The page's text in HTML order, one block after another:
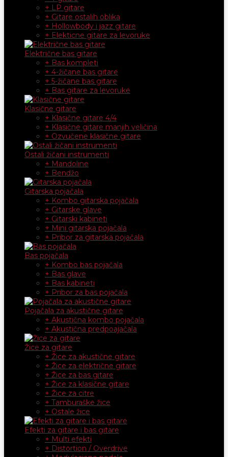
+ LP gitare
+ Gitare ostalih oblika
+ Hollowbody i jazz gitare
+ Elekticne gitare za levoruke
Električne bas gitare
+ Bas kompleti
+ 4-žičane bas gitare
+ 5-žičane bas gitare
+ Bas gitare za levoruke
Klasične gitare
+ Klasične gitare 4/4
+ Klasične gitare manjih veličina
+ Ozvučene klasične gitare
Ostali žičani instrumenti
+ Mandoline
+ Bendžo
Gitarska pojačala
+ Kombo gitarska pojačala
+ Gitarske glave
+ Gitarski kabineti
+ Mini gitarska pojačala
+ Pribor za gitarska pojačala
Bas pojačala
+ Kombo bas pojačala
+ Bas glave
+ Bas kabineti
+ Pribor za bas pojačala
Pojačala za akustične gitare
+ Akustična kombo pojačala
+ Akustična predpoajačala
Žice za gitare
+ Žice za akustične gitare
+ Žice za električne gitare
+ Žice za bas gitare
+ Žice za klasične gitare
+ Žice za citre
+ Tamburaške žice
+ Ostale žice
Efekti za gitare i bas gitare
+ Multi efekti
+ Distortion / Overdrive